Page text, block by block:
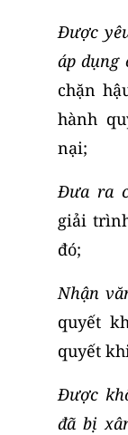
Được
áp dụng
chặn
hành
nại;
Đưa ra
giải
đó;
Nhận
quyết
quyết
Được
đã bị